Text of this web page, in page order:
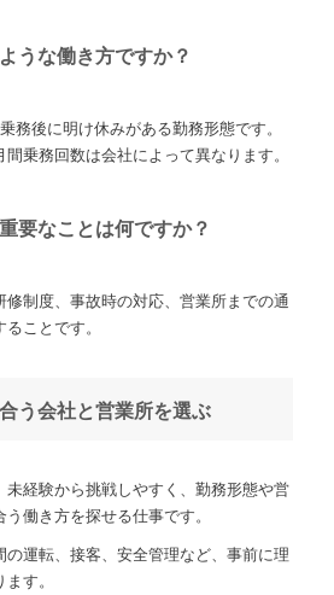
うな働き方ですか？
務後に明け休みがある勤務形態です。
乗務回数は会社によって異なります。
要なことは何ですか？
修制度、事故時の対応、営業所までの通
ことです。
う会社と営業所を選ぶ
未経験から挑戦しやすく、勤務形態や営
働き方を探せる仕事です。
の運転、接客、安全管理など、事前に理
す。